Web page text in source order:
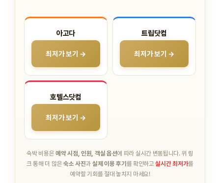
아고다
최저가 보기 →
트립닷컴
최저가 보기 →
호텔스닷컴
최저가 보기 →
숙박 비용은예약 시점, 인원, 객실 옵션에 따라 실시간 변동됩니다.위 링
크 통해 더 많은 숙소 사진과 실제 이용 후기 를 확인하고실시간 최저가를
예약할 기회를 절대 놓치지 마세요!